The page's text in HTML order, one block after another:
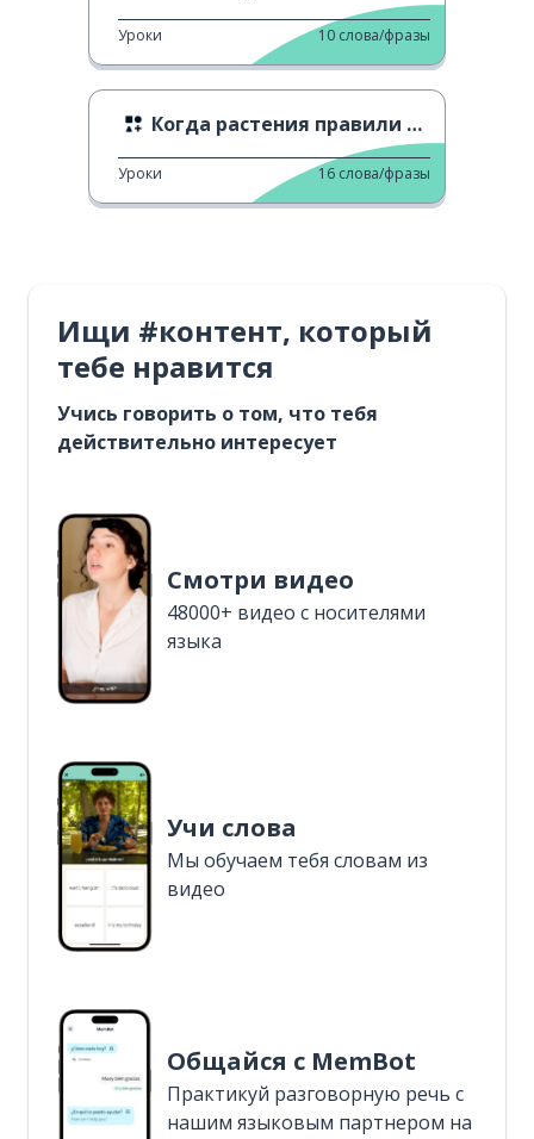
Уроки 10 слова/фразы
Когда растения правили Землей
Уроки 16 слова/фразы
Ищи #контент, который
тебе нравится
Учись говорить о том, что тебя
действительно интересует
Смотри видео
48000+ видео с носителями
языка
Учи слова
Мы обучаем тебя словам из
видео
Общайся с MemBot
Практикуй разговорную речь с
нашим языковым партнером на